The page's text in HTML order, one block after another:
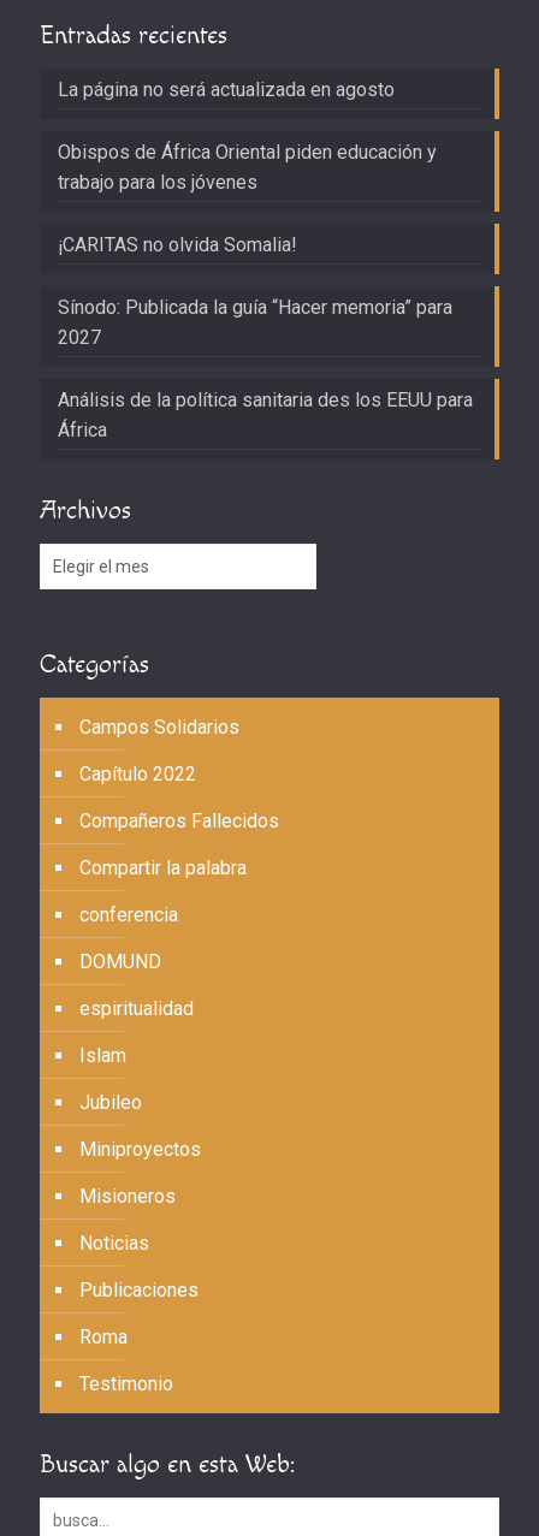
Entradas recientes
La página no será actualizada en agosto
Obispos de África Oriental piden educación y
trabajo para los jóvenes
¡CARITAS no olvida Somalia!
Sínodo: Publicada la guía “Hacer memoria” para
2027
Análisis de la política sanitaria des los EEUU para
África
Archivos
Archivos
Categorías
Campos Solidarios
Capítulo 2022
Compañeros Fallecidos
Compartir la palabra
conferencia
DOMUND
espiritualidad
Islam
Jubileo
Miniproyectos
Misioneros
Noticias
Publicaciones
Roma
Testimonio
Buscar algo en esta Web: